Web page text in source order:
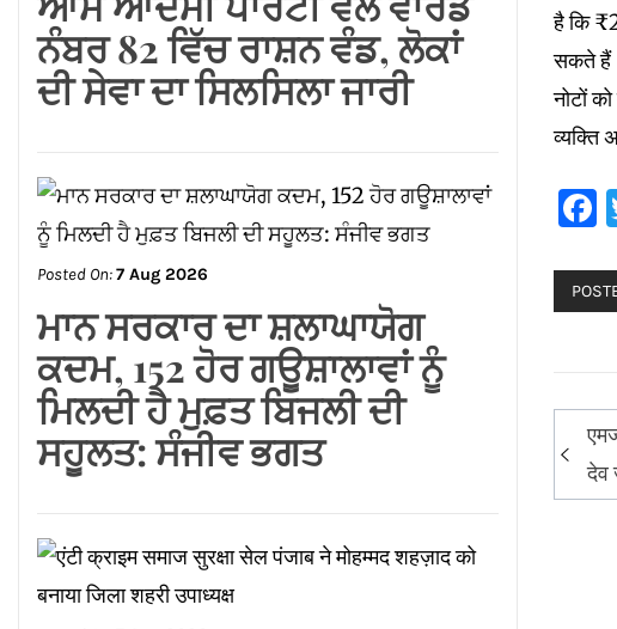
है कि
सकते हैं।
नोटों
व्यक्ति
देव
Posted On:7 Aug 2026
ਕਦਮ, 152 ਹੋਰ ਗਊਸ਼ਾਲਾਵਾਂ ਨੂੰ
ਮਿਲਦੀ ਹੈ ਮੁਫ਼ਤ ਬਿਜਲੀ ਦੀ
ਸਹੂਲਤ: ਸੰਜੀਵ ਭਗਤ
Posted On:7 Aug 2026
ने मोहम्मद शहज़ाद को बनाया जिला
शहरी उपाध्यक्ष